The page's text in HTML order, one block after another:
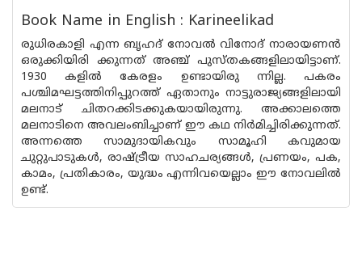
Book Name in English : Karineelikad
രുധിരകാളി എന്ന ബൃഹദ് നോവൽ വിനോദ് നാരായണൻ
ഒരുക്കിയിരി ക്കുന്നത് അഞ്ച് പുസ്‌തകങ്ങളിലായിട്ടാണ്.
1930 കളിൽ കേരളം ഉണ്ടായിരു ന്നില്ല. പകരം
പശ്ചിമഘട്ടത്തിനിപ്പുറത്ത് ഏതാനും നാട്ടുരാജ്യങ്ങളിലായി
മലനാട് ചിതറക്കിടക്കുകയായിരുന്നു. അക്കാലത്തെ
മലനാടിനെ അവലംബിച്ചാണ് ഈ കഥ നിർമിച്ചിരിക്കുന്നത്.
അന്നത്തെ സാമുദായികവും സാമൂഹി കവുമായ
ചുറ്റുപാടുകൾ, രാഷ്ട്രീയ സാഹചര്യങ്ങൾ, പ്രണയം, പക,
കാമം, പ്രതികാരം, യുദ്ധം എന്നിവയെല്ലാം ഈ നോവലിൽ
ഉണ്ട്.